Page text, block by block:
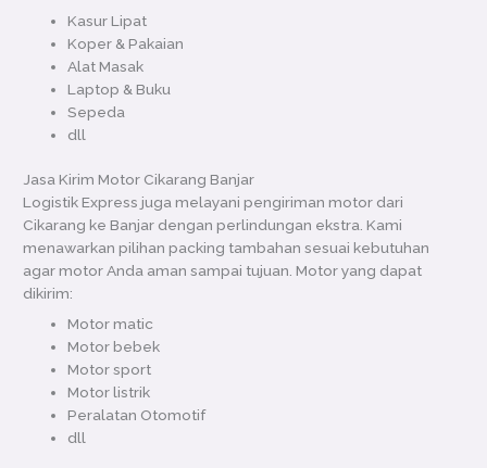
Kasur Lipat
Koper & Pakaian
Alat Masak
Laptop & Buku
Sepeda
dll
Jasa Kirim Motor Cikarang Banjar
Logistik Express juga melayani pengiriman motor dari
Cikarang ke Banjar dengan perlindungan ekstra. Kami
menawarkan pilihan packing tambahan sesuai kebutuhan
agar motor Anda aman sampai tujuan. Motor yang dapat
dikirim:
Motor matic
Motor bebek
Motor sport
Motor listrik
Peralatan Otomotif
dll